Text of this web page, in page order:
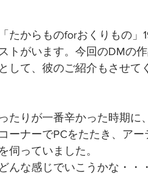
からものforおくりもの」
トがいます。今回のDMの
て、彼のご紹介もさせて
たりが一番辛かった時期に
ーナーでPCをたたき、ア
伺っていました。
んな感じでいこうかな・・